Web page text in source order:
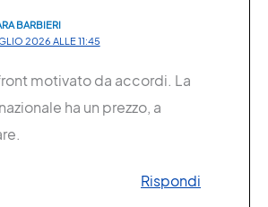
BARBIERI
2026 ALLE 11:45
motivato da accordi. La
ha un prezzo, a
Rispondi